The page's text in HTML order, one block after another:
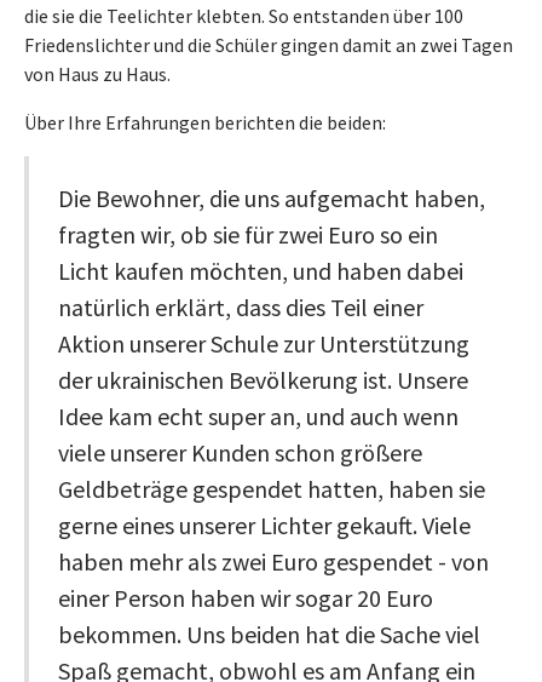
die sie die Teelichter klebten. So entstanden über 100
Friedenslichter und die Schüler gingen damit an zwei Tagen
von Haus zu Haus.
Über Ihre Erfahrungen berichten die beiden:
Die Bewohner, die uns aufgemacht haben,
fragten wir, ob sie für zwei Euro so ein
Licht kaufen möchten, und haben dabei
natürlich erklärt, dass dies Teil einer
Aktion unserer Schule zur Unterstützung
der ukrainischen Bevölkerung ist. Unsere
Idee kam echt super an, und auch wenn
viele unserer Kunden schon größere
Geldbeträge gespendet hatten, haben sie
gerne eines unserer Lichter gekauft. Viele
haben mehr als zwei Euro gespendet - von
einer Person haben wir sogar 20 Euro
bekommen. Uns beiden hat die Sache viel
Spaß gemacht, obwohl es am Anfang ein